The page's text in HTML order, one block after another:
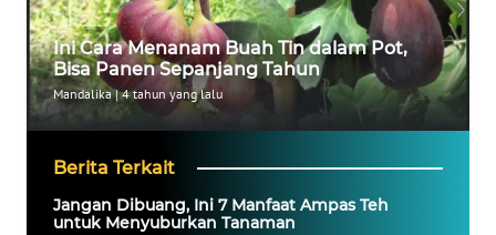
Ini Cara Menanam Buah Tin dalam Pot,
Bisa Panen Sepanjang Tahun
Mandalika|4 tahun yang lalu
Berita Terkait
Jangan Dibuang, Ini 7 Manfaat Ampas Teh
untuk Menyuburkan Tanaman
NUSANTARA
KHAS
SERBA-